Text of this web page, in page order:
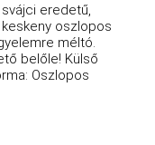
eredetű,
oszlopos
méltó.
belőle! Külső
Oszlopos